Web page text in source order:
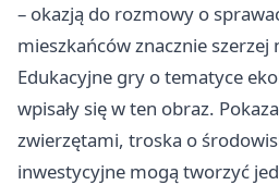
– okazją do rozmowy o
mieszkańców znacznie
Edukacyjne gry o tematyce
wpisały się w ten obraz.
zwierzętami, troska o
inwestycyjne mogą tworzyć